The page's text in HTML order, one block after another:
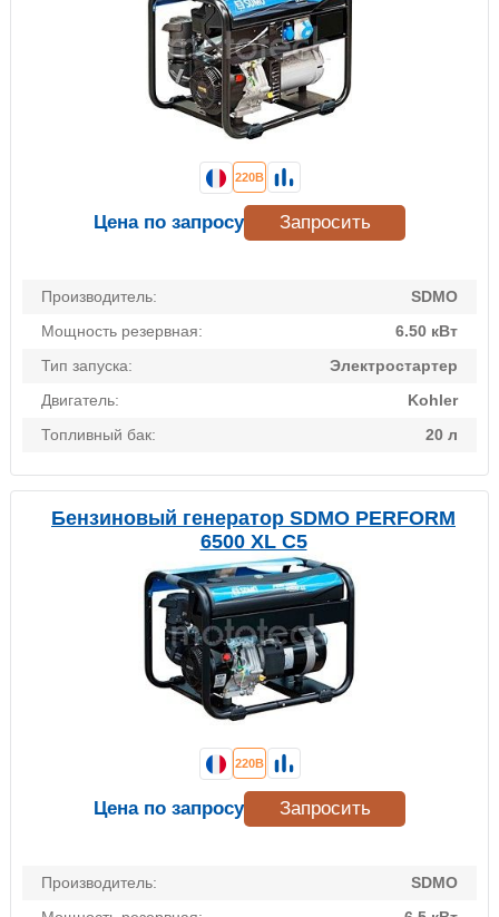
Производитель:
SDMO
Мощность резервная:
6.50 кВт
Тип запуска:
Электростартер
Двигатель:
Kohler
Топливный бак:
20 л
220В
Цена по запросу Запросить
Бензиновый генератор SDMO PERFORM
6500 XL C5
Производитель:
SDMO
220В
Цена по запросу Запросить